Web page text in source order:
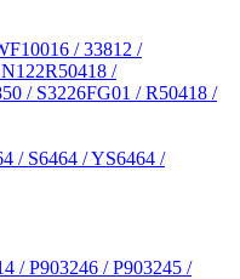
/ 33812 /
/
/ S3226FG01 / R50418 /
/ S6464 / YS6464 /
/ P903246 / P903245 /